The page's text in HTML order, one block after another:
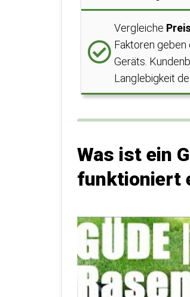
Vergleiche
Faktoren geben
Geräts.
Langlebigkeit
Was ist ein
funktioniert